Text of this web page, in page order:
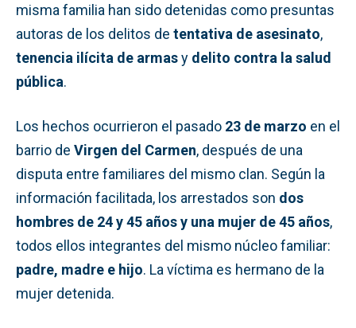
misma familia han sido detenidas como presuntas
autoras de los delitos de tentativa de asesinato,
tenencia ilícita de armasy delito contra la salud
pública.
Los hechos ocurrieron el pasado 23 de marzo en el
barrio de Virgen del Carmen, después de una
disputa entre familiares del mismo clan. Según la
información facilitada, los arrestados son dos
hombres de 24 y 45 años y una mujer de 45 años,
todos ellos integrantes del mismo núcleo familiar:
padre, madre e hijo. La víctima es hermano de la
mujer detenida.